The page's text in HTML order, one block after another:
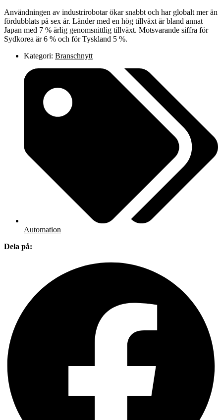
Användningen av industrirobotar ökar snabbt och har globalt mer än
fördubblats på sex år. Länder med en hög tillväxt är bland annat
Japan med 7 % årlig genomsnittlig tillväxt. Motsvarande siffra för
Sydkorea är 6 % och för Tyskland 5 %.
Kategori: Branschnytt
Automation
Dela på: